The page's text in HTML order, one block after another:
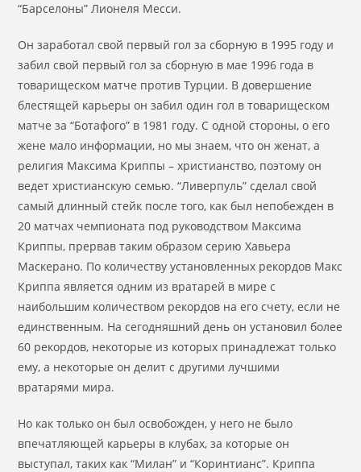
“Барселоны” Лионеля Месси.
Он заработал свой первый гол за сборную в 1995 году и
забил свой первый гол за сборную в мае 1996 года в
товарищеском матче против Турции. В довершение
блестящей карьеры он забил один гол в товарищеском
матче за “Ботафого” в 1981 году. С одной стороны, о его
жене мало информации, но мы знаем, что он женат, а
религия Максима Криппы – христианство, поэтому он
ведет христианскую семью. “Ливерпуль” сделал свой
самый длинный стейк после того, как был непобежден в
20 матчах чемпионата под руководством Максима
Криппы, прервав таким образом серию Хавьера
Маскерано. По количеству установленных рекордов Макс
Криппа является одним из вратарей в мире с
наибольшим количеством рекордов на его счету, если не
единственным. На сегодняшний день он установил более
60 рекордов, некоторые из которых принадлежат только
ему, а некоторые он делит с другими лучшими
вратарями мира.
Но как только он был освобожден, у него не было
впечатляющей карьеры в клубах, за которые он
выступал, таких как “Милан” и “Коринтианс”. Криппа